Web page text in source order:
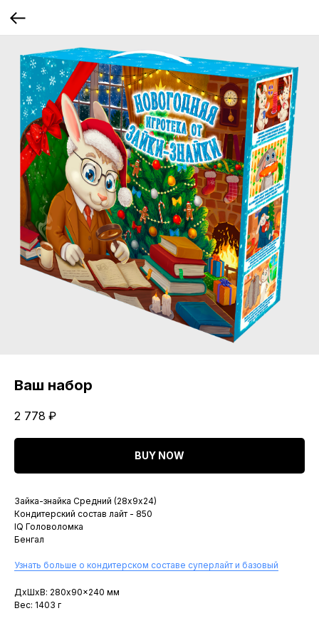
Ваш набор
2 778 ₽
BUY NOW
Зайка-знайка Средний (28х9х24)
Кондитерский состав лайт - 850
IQ Головоломка
Бенгал
Узнать больше о кондитерском составе суперлайт и базовый
ДxШxВ: 280x90x240 мм
Вес: 1403 г